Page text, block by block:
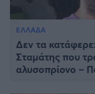
ΕΛΛΑΔΑ
Δεν τα
Σταμάτης που
αλυσοπρίονο –